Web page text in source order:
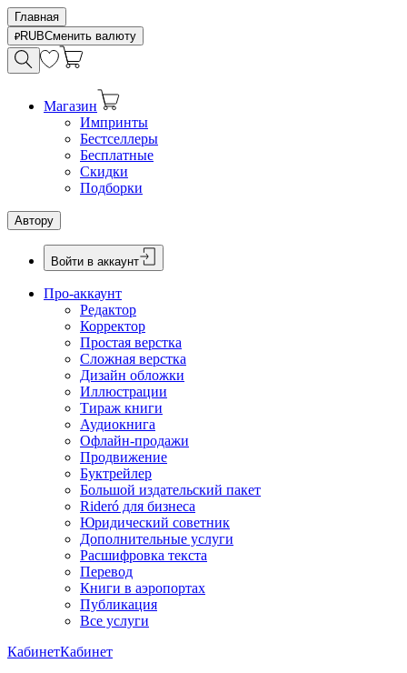
Главная
RUBСменить валюту
Магазин
Импринты
Бестселлеры
Бесплатные
Скидки
Подборки
Автору
Войти в аккаунт
Про-аккаунт
Редактор
Корректор
Простая верстка
Сложная верстка
Дизайн обложки
Иллюстрации
Тираж книги
Аудиокнига
Офлайн-продажи
Продвижение
Буктрейлер
Большой издательский пакет
Rideró для бизнеса
Юридический советник
Дополнительные услуги
Расшифровка текста
Перевод
Книги в аэропортах
Публикация
Все услуги
КабинетКабинет